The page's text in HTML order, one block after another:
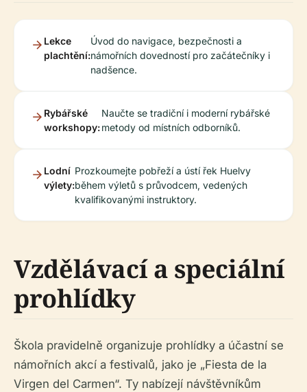
Lekce
plachtění:
Úvod do navigace, bezpečnosti a
námořních dovedností pro začátečníky i
nadšence.
Rybářské
workshopy:
Naučte se tradiční i moderní rybářské
metody od místních odborníků.
Lodní
výlety:
Prozkoumejte pobřeží a ústí řek Huelvy
během výletů s průvodcem, vedených
kvalifikovanými instruktory.
Vzdělávací a speciální
prohlídky
Škola pravidelně organizuje prohlídky a účastní se
námořních akcí a festivalů, jako je „Fiesta de la
Virgen del Carmen“. Ty nabízejí návštěvníkům